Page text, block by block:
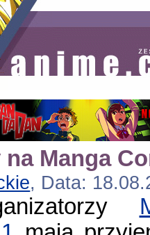
Manga
, Data: